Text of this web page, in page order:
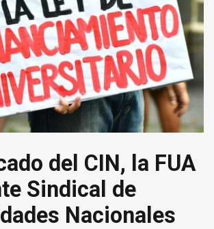
del CIN, la FUA
Sindical de
Nacionales